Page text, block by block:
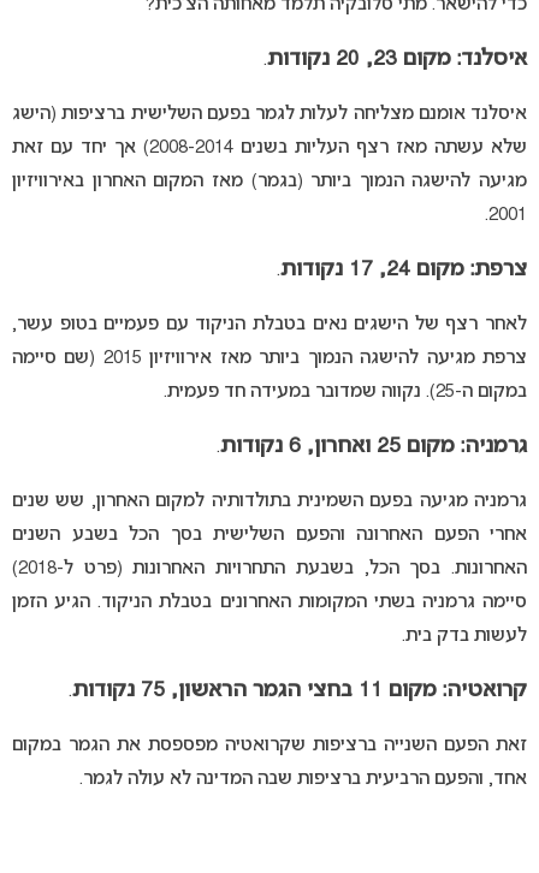
כדי להישאר. מתי סלובקיה תלמד מאחותה הצ’כית?
איסלנד: מקום 23, 20 נקודות .
איסלנד אומנם מצליחה לעלות לגמר בפעם השלישית ברציפות (הישג
שלא עשתה מאז רצף העליות בשנים 2008-2014) אך יחד עם זאת
מגיעה להישגה הנמוך ביותר (בגמר) מאז המקום האחרון באירוויזיון
2001.
צרפת: מקום 24, 17 נקודות .
לאחר רצף של הישגים נאים בטבלת הניקוד עם פעמיים בטופ עשר,
צרפת מגיעה להישגה הנמוך ביותר מאז אירוויזיון 2015 (שם סיימה
במקום ה-25). נקווה שמדובר במעידה חד פעמית.
גרמניה: מקום 2 5 ואחרון, 6 נקודות .
גרמניה מגיעה בפעם השמינית בתולדותיה למקום האחרון, שש שנים
אחרי הפעם האחרונה והפעם השלישית בסך הכל בשבע השנים
האחרונות. בסך הכל, בשבעת התחרויות האחרונות (פרט ל-2018)
סיימה גרמניה בשתי המקומות האחרונים בטבלת הניקוד. הגיע הזמן
לעשות בדק בית.
קרואטיה: מקום 11 בחצי הגמר הראשון, 75 נקודות .
זאת הפעם השנייה ברציפות שקרואטיה מפספסת את הגמר במקום
אחד, והפעם הרביעית ברציפות שבה המדינה לא עולה לגמר.